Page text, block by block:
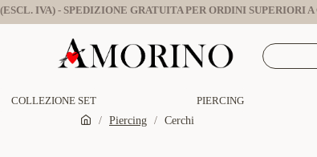
IVA) - SPEDIZIONE GRATUITA PER ORDINI SUPERIORI A
COLLEZIONE SET PIERCING
Piercing
Cerchi